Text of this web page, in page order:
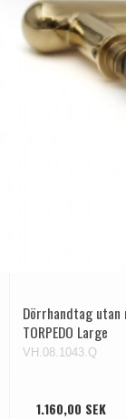
Dörrhandtag
TORPEDO Large
VH.08.1043.Q
1.160,00 SEK